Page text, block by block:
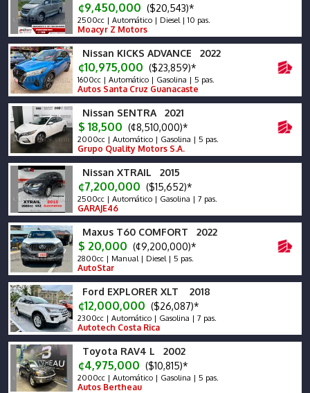
¢9,450,000 ($20,543)*
2500cc | Automático | Diesel | 10 pas.
Moacyr Z Motors
Nissan KICKS ADVANCE 2022
¢10,975,000 ($23,859)*
1600cc | Automático | Gasolina | 5 pas.
Autos Santa Cruz Guanacaste
Nissan SENTRA 2021
$ 18,500 (¢8,510,000)*
2000cc | Automático | Gasolina | 5 pas.
Grupo Quality Motors S.A.
Nissan XTRAIL 2015
¢7,200,000 ($15,652)*
2500cc | Automático | Gasolina | 7 pas.
GARAJE46
Maxus T60 COMFORT 2022
$ 20,000 (¢9,200,000)*
2800cc | Manual | Diesel | 5 pas.
AutoStar
Ford EXPLORER XLT 2018
¢12,000,000 ($26,087)*
2300cc | Automático | Gasolina | 7 pas.
Autotech Costa Rica
Toyota RAV4 L 2002
¢4,975,000 ($10,815)*
2000cc | Automático | Gasolina | 5 pas.
Autos Bertheau